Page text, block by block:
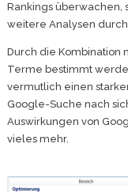
Rankings überwachen,
weitere Analysen
Durch die Kombination
Terme bestimmt
vermutlich einen
Google-Suche nach
Auswirkungen von
vieles mehr.